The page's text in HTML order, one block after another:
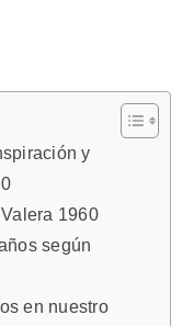
y
1960
según
en nuestro